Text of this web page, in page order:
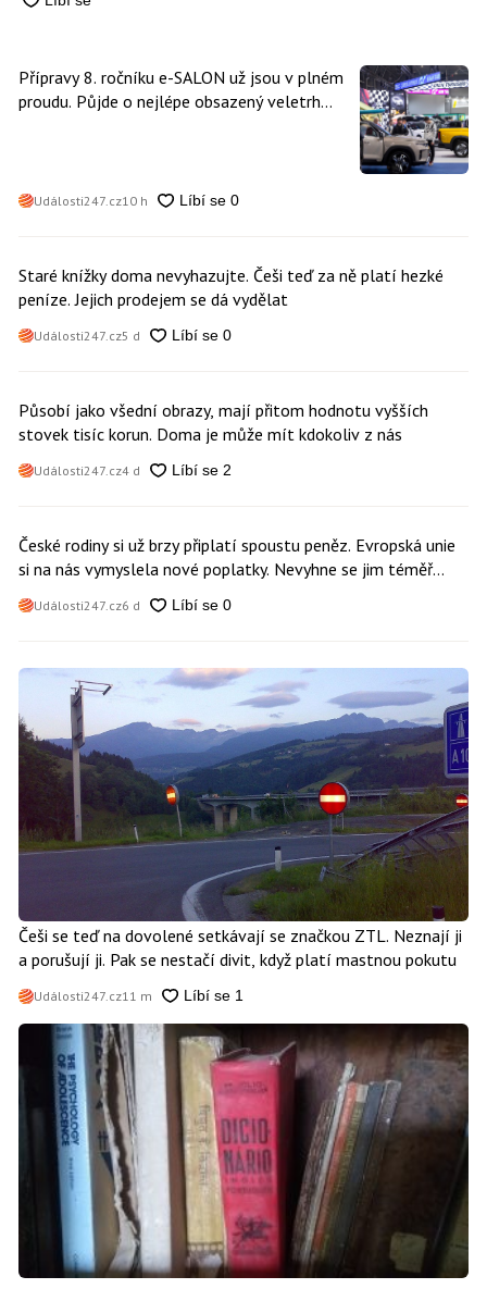
Přípravy 8. ročníku e-SALON už jsou v plném
proudu. Půjde o nejlépe obsazený veletrh
Události247.cz10 h
Staré knížky doma nevyhazujte. Češi teď za ně platí hezké
peníze. Jejich prodejem se dá vydělat
Události247.cz5 d
Působí jako všední obrazy, mají přitom hodnotu vyšších
stovek tisíc korun. Doma je může mít kdokoliv z nás
Události247.cz4 d
České rodiny si už brzy připlatí spoustu peněz. Evropská unie
si na nás vymyslela nové poplatky. Nevyhne se jim téměř
Události247.cz6 d
Češi se teď na dovolené setkávají se značkou ZTL. Neznají ji
a porušují ji. Pak se nestačí divit, když platí mastnou pokutu
Události247.cz11 m